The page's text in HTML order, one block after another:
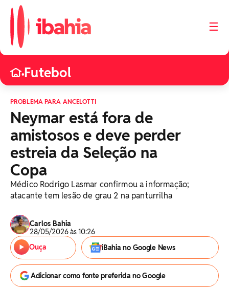
☰
•Futebol
PROBLEMA PARA ANCELOTTI
Neymar está fora de
amistosos e deve perder
estreia da Seleção na
Copa
Médico Rodrigo Lasmar confirmou a informação;
atacante tem lesão de grau 2 na panturrilha
Carlos Bahia
28/05/2026 às 10:26
Ouça
iBahia no Google News
Adicionar como fonte preferida no Google